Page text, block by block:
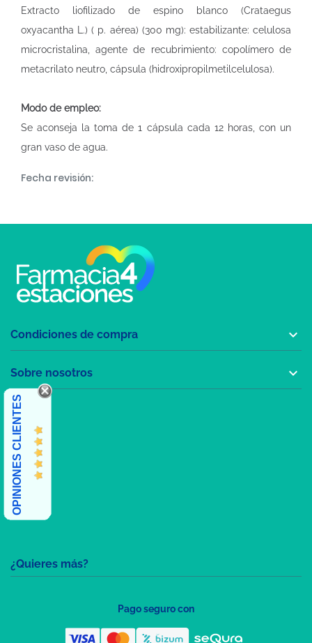
Extracto liofilizado de espino blanco (Crataegus
oxyacantha L.) ( p. aérea) (300 mg): estabilizante: celulosa
microcristalina, agente de recubrimiento: copolímero de
metacrilato neutro, cápsula (hidroxipropilmetilcelulosa).
Modo de empleo:
Se aconseja la toma de 1 cápsula cada 12 horas, con un
gran vaso de agua.
Fecha revisión:
¿Quieres más?
Condiciones de compra 
Sobre nosotros 
OPINIONES CLIENTES
Pago seguro con